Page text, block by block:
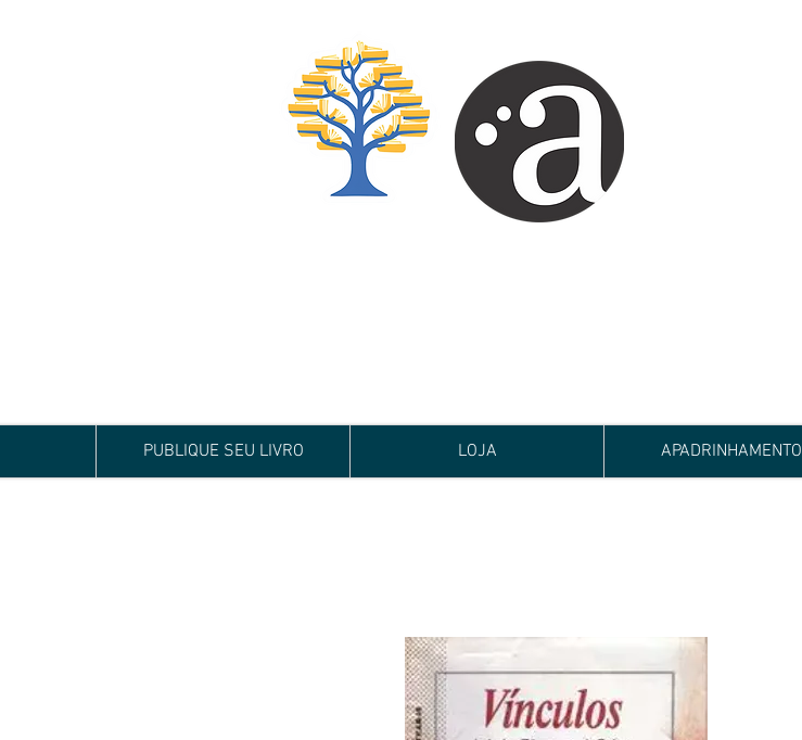
PUBLIQUE SEU LIVRO LOJA APADRINHAMENTO